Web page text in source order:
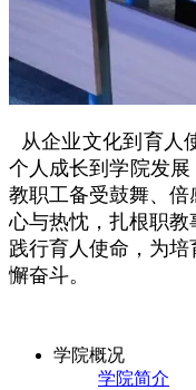
从企业文化到育人
个人成长到学院发
教职工备受鼓舞、
心与热忱，扎根职
践行育人使命，为
懈奋斗。
学院概况
学院简介